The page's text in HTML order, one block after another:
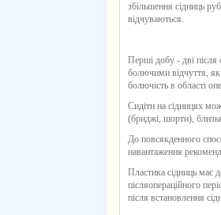
збільшення сідниць
відчуваються.
Перші добу - дві після
болючими відчуття,
болючість в області
Сидіти на сідницях
(бриджі, шорти),
До повсякденного
навантаження
Пластика сідниць має
післяопераційного
після встановлення